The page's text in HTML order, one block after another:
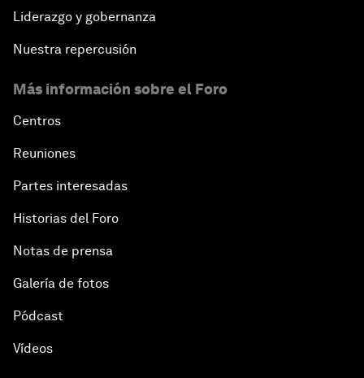
Liderazgo y gobernanza
Nuestra repercusión
Más información sobre el Foro
Centros
Reuniones
Partes interesadas
Historias del Foro
Notas de prensa
Galería de fotos
Pódcast
Vídeos